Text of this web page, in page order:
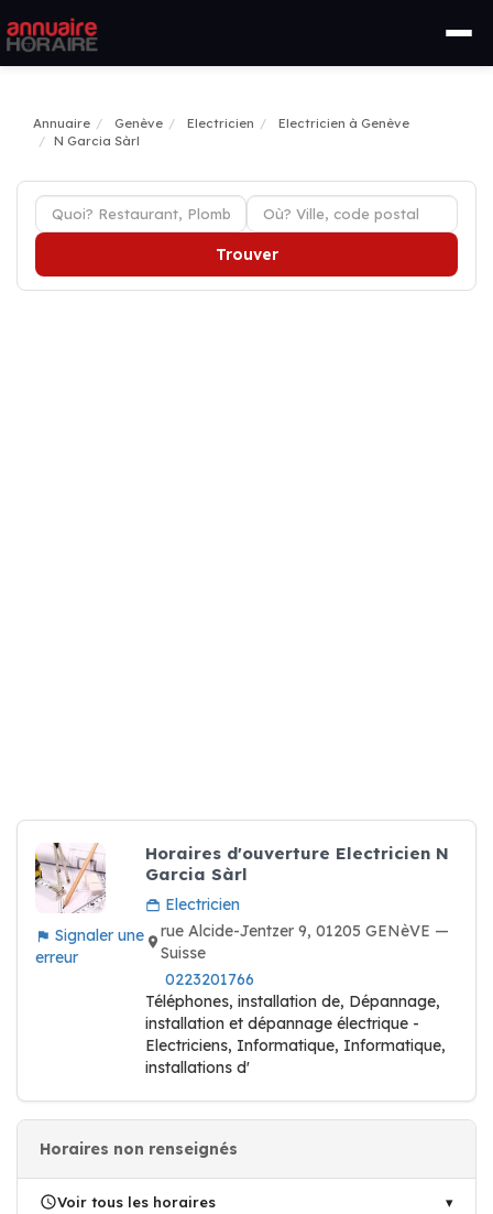
Annuaire Genève Electricien
Electricien à Genève
N Garcia Sàrl
Trouver
Signaler une
erreur
Horaires d'ouverture Electricien N
Garcia Sàrl
Electricien
rue Alcide-Jentzer 9, 01205 GENèVE —
Suisse
0223201766
Téléphones, installation de, Dépannage,
installation et dépannage électrique -
Electriciens, Informatique, Informatique,
installations d'
Horaires non renseignés
Voir tous les horaires